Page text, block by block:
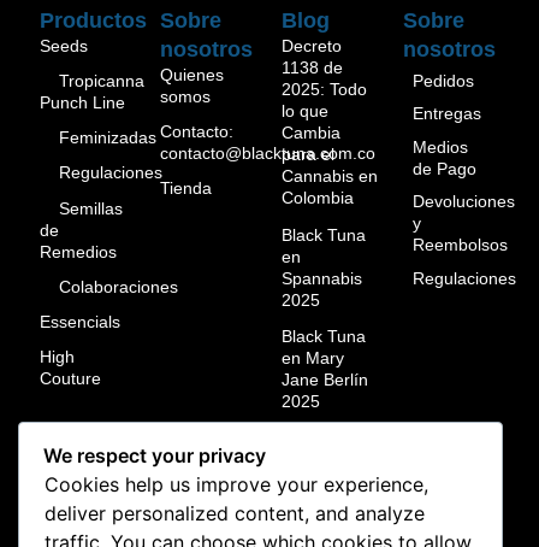
Productos
Seeds
Tropicanna
Punch Line
Feminizadas
Regulaciones
Semillas
de
Remedios
Colaboraciones
Essencials
High
Couture
Sobre
nosotros
Quienes
somos
Contacto:
contacto@blacktuna.com.co
Tienda
Blog
Decreto
1138 de
2025: Todo
lo que
Cambia
para el
Cannabis en
Colombia
Black Tuna
en
Spannabis
2025
Black Tuna
en Mary
Jane Berlín
2025
mundial en
ResinMania
México
Sobre
nosotros
Pedidos
Entregas
Medios
de Pago
Devoluciones
y
Reembolsos
Regulaciones
We respect your privacy
Cookies help us improve your experience,
deliver personalized content, and analyze